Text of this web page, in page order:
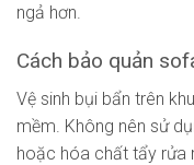
ngả hơn.
Cách bảo quản
Vệ sinh bụi bẩn trên
mềm. Không nên sử
hoặc hóa chất tẩy rửa